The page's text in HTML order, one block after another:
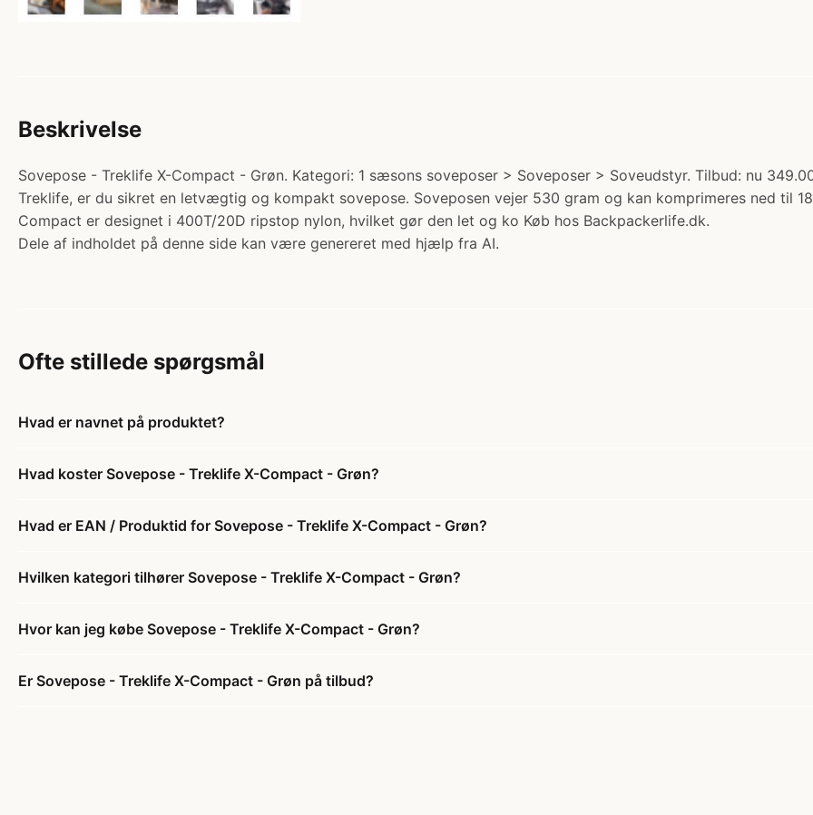
Beskrivelse
Sovepose - Treklife X-Compact - Grøn. Kategori: 1 sæsons soveposer > Soveposer > Soveudstyr. Tilbud: nu
Treklife, er du sikret en letvægtig og kompakt sovepose. Soveposen vejer 530 gram og kan komprimeres ned til
Compact er designet i 400T/20D ripstop nylon, hvilket gør den let og ko Køb hos Backpackerlife.dk.
Dele af indholdet på denne side kan være genereret med hjælp fra AI.
Ofte stillede spørgsmål
Hvad er navnet på produktet?
Hvad koster Sovepose - Treklife X-Compact - Grøn?
Hvad er EAN / Produktid for Sovepose - Treklife X-Compact - Grøn?
Hvilken kategori tilhører Sovepose - Treklife X-Compact - Grøn?
Hvor kan jeg købe Sovepose - Treklife X-Compact - Grøn?
Er Sovepose - Treklife X-Compact - Grøn på tilbud?